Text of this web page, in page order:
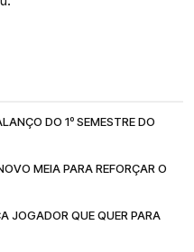
DO 1º SEMESTRE DO
MEIA PARA REFORÇAR O
JOGADOR QUE QUER PARA